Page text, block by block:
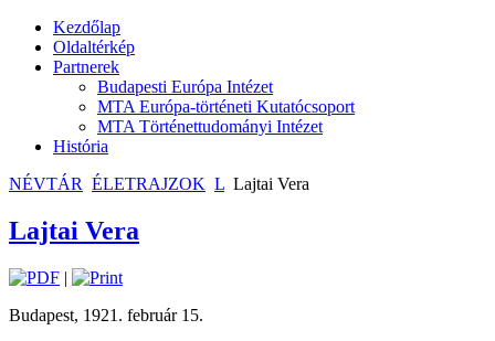
Kezdőlap
Oldaltérkép
Partnerek
Budapesti Európa Intézet
MTA Európa-történeti Kutatócsoport
MTA Történettudományi Intézet
História
NÉVTÁR ÉLETRAJZOK L Lajtai Vera
Lajtai Vera
|
Budapest, 1921. február 15.